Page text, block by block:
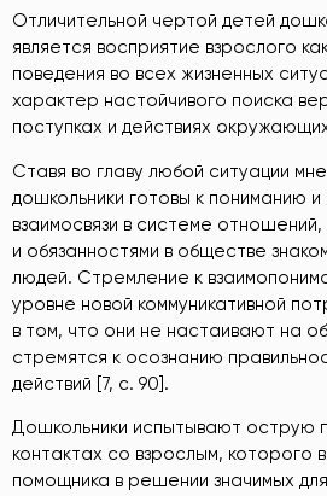
Отличительной чертой детей
является восприятие взрослого
поведения во всех жизненных
характер настойчивого поиска
поступках и действиях
Ставя во главу любой ситуации
дошкольники готовы к пониманию
взаимосвязи в системе
и обязанностями в обществе
людей. Стремление к
уровне новой коммуникативной
в том, что они не настаивают на
стремятся к осознанию
действий [7, с. 90].
Дошкольники испытывают острую
контактах со взрослым, которого
помощника в решении значимых